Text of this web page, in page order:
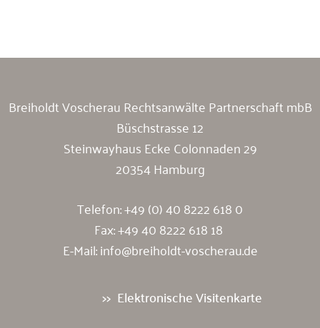
Breiholdt Voscherau Rechtsanwälte Partnerschaft mbB
Büschstrasse 12
Steinwayhaus Ecke Colonnaden 29
20354 Hamburg
Telefon:+49 (0) 40 8222 618 0
Fax: +49 40 8222 618 18
E-Mail:info@breiholdt-voscherau.de
Elektronische Visitenkarte